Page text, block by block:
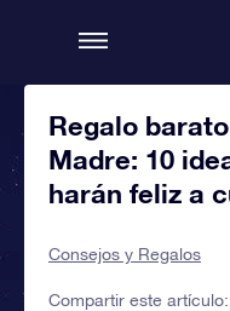
Regalo
Madre: 10
harán feliz a
Consejos y Regalos
Compartir este artículo: